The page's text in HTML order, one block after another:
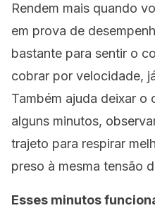
Rendem mais quando
em prova de
bastante para sentir o
cobrar por velocidade,
Também ajuda deixar o
alguns minutos,
trajeto para respirar
preso à mesma tensão
Esses minutos